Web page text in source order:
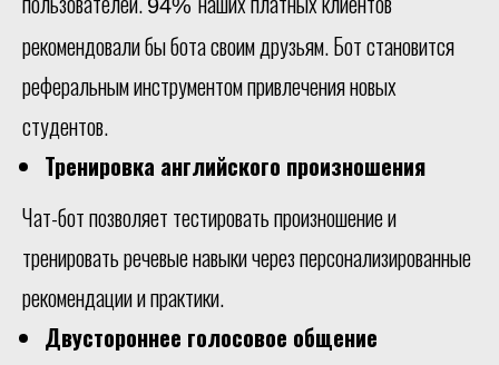
94%
рекомендовали бы бота своим друзьям. Бот становится
реферальным инструментом привлечения новых
студентов.
Тренировка английского произношения
Чат-бот позволяет тестировать произношение и
тренировать речевые навыки через персонализированные
рекомендации и практики.
Двустороннее голосовое общение